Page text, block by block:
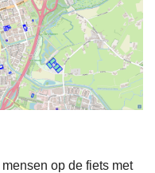
op de fiets met